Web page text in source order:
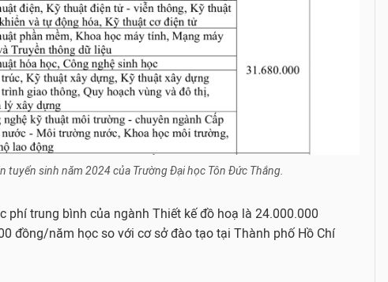
tuyển sinh năm 2024 của Trường Đại học Tôn Đức Thắng.
phí trung bình của ngành Thiết kế đồ hoạ là 24.000.000
đồng/năm học so với cơ sở đào tạo tại Thành phố Hồ Chí